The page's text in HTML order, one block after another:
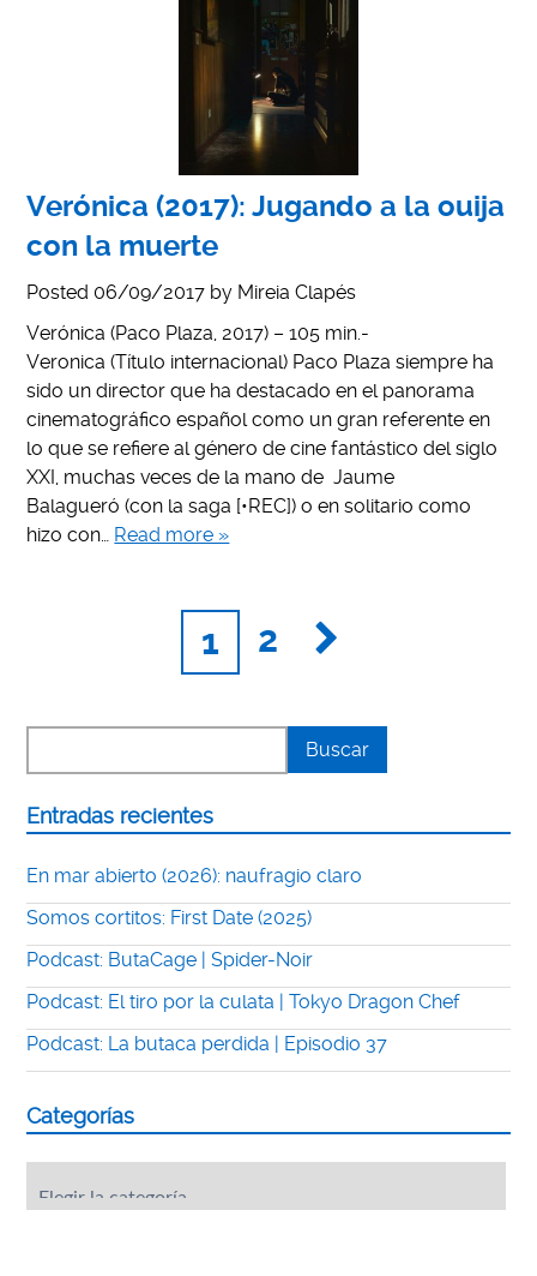
Verónica (2017): Jugando a la ouija
con la muerte
Posted 06/09/2017 by Mireia Clapés
Verónica (Paco Plaza, 2017) – 105 min.-
Veronica (Título internacional) Paco Plaza siempre ha
sido un director que ha destacado en el panorama
cinematográfico español como un gran referente en
lo que se refiere al género de cine fantástico del siglo
XXI, muchas veces de la mano de Jaume
Balagueró (con la saga [•REC]) o en solitario como
hizo con… Read more »
1 2
Entradas recientes
En mar abierto (2026): naufragio claro
Somos cortitos: First Date (2025)
Podcast: ButaCage | Spider-Noir
Podcast: El tiro por la culata | Tokyo Dragon Chef
Podcast: La butaca perdida | Episodio 37
Categorías